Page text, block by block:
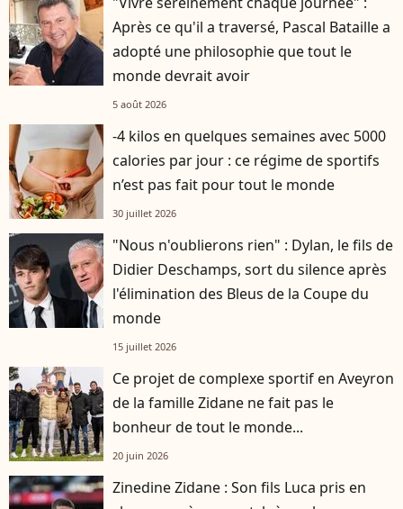
Après ce qu'il a traversé, Pascal Bataille a
adopté une philosophie que tout le
monde devrait avoir
5 août 2026
-4 kilos en quelques semaines avec 5000
calories par jour : ce régime de sportifs
n’est pas fait pour tout le monde
30 juillet 2026
"Nous n'oublierons rien" : Dylan, le fils de
Didier Deschamps, sort du silence après
l'élimination des Bleus de la Coupe du
monde
15 juillet 2026
Ce projet de complexe sportif en Aveyron
de la famille Zidane ne fait pas le
bonheur de tout le monde...
20 juin 2026
Zinedine Zidane : Son fils Luca pris en